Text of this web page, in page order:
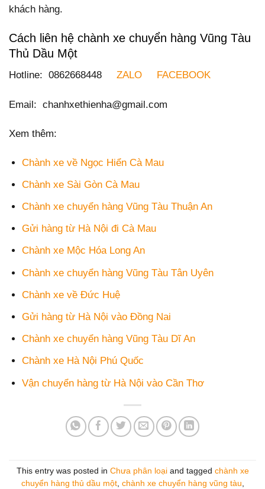
khách hàng.
Cách liên hệ chành xe chuyển hàng Vũng Tàu
Thủ Dầu Một
Hotline: 0862668448 ZALO FACEBOOK
Email: chanhxethienha@gmail.com
Xem thêm:
Chành xe về Ngọc Hiển Cà Mau
Chành xe Sài Gòn Cà Mau
Chành xe chuyển hàng Vũng Tàu Thuận An
Gửi hàng từ Hà Nội đi Cà Mau
Chành xe Mộc Hóa Long An
Chành xe chuyển hàng Vũng Tàu Tân Uyên
Chành xe về Đức Huệ
Gửi hàng từ Hà Nội vào Đồng Nai
Chành xe chuyển hàng Vũng Tàu Dĩ An
Chành xe Hà Nội Phú Quốc
Vận chuyển hàng từ Hà Nội vào Cần Thơ
This entry was posted in Chưa phân loạiand tagged chành xe
chuyển hàng thủ dầu một, chành xe chuyển hàng vũng tàu,